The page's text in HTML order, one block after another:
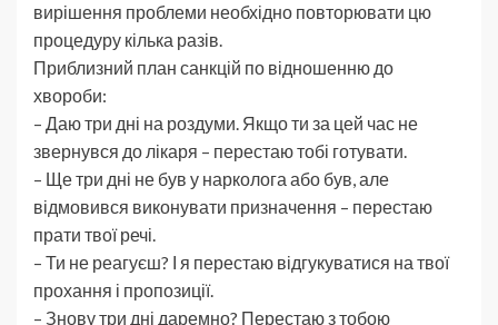
вирішення проблеми необхідно повторювати цю
процедуру кілька разів.
Приблизний план санкцій по відношенню до
хвороби:
– Даю три дні на роздуми. Якщо ти за цей час не
звернувся до лікаря – перестаю тобі готувати.
– Ще три дні не був у нарколога або був, але
відмовився виконувати призначення – перестаю
прати твої речі.
– Ти не реагуєш? І я перестаю відгукуватися на твої
прохання і пропозиції.
– Знову три дні даремно? Перестаю з тобою